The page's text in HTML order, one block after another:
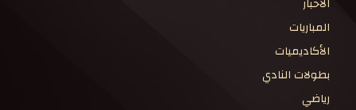
المباريات
الأكاديميات
بطولات النادي
رياضي